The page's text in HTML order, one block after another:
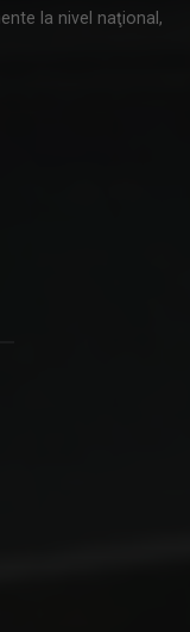
călătoriilor şi ...
la nivel naţional,